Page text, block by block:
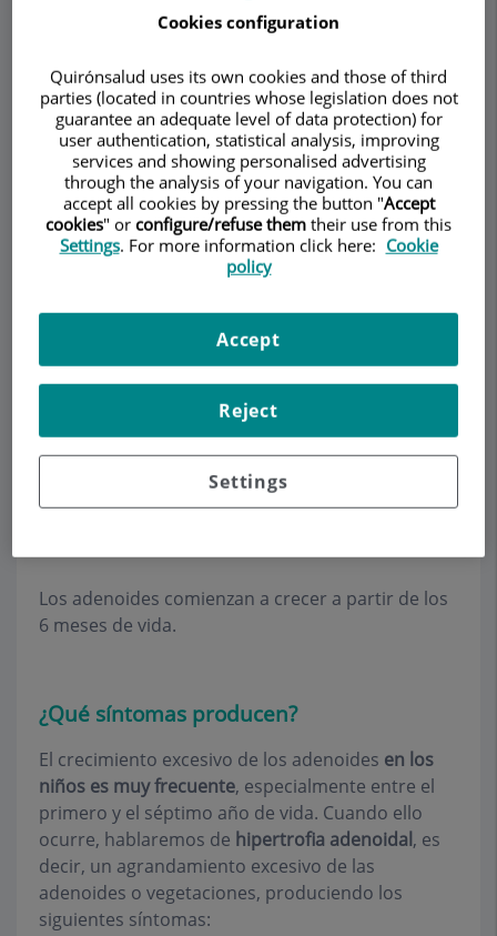
DescripciónServiciosEquipoContactoDatos de interés
Horario
Pedir cita
Adenoides
Las adenoides o vegetaciones son un
niños, en la zona de transición con la garganta. Es
por ello que
su agrandamiento produce un
bloqueoo interrupción parcial o total del aire que
respiramos por la nariz, provocando la dificultad
respiratoria consiguiente.
Los adenoides comienzan a crecer a partir de los
6 meses de vida.
¿Qué síntomas producen?
El crecimiento excesivo de los adenoides en los
niños es muy frecuente, especialmente entre el
primero y el séptimo año de vida. Cuando ello
ocurre, hablaremos de hipertrofia adenoidal, es
decir, un agrandamiento excesivo de las
adenoides o vegetaciones, produciendo los
siguientes síntomas:
Cookies configuration
Quirónsalud uses its own cookies and those of third
parties (located in countries whose legislation does not
guarantee an adequate level of data protection) for
user authentication, statistical analysis, improving
services and showing personalised advertising
through the analysis of your navigation. You can
accept all cookies by pressing the button "Accept
cookies" or configure/refuse them their use from this
Settings. For more information click here: Cookie
policy
Settings
Reject
Accept